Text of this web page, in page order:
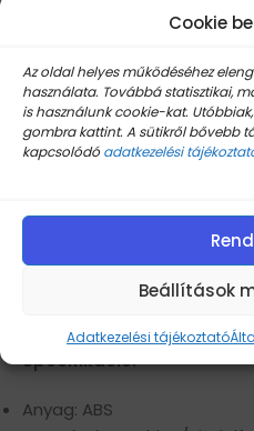
Cookie
Az oldal helyes működéséhez
használata. Továbbá statisztikai,
is használunk cookie-kat.
gombra kattint. A sütikről bővebb
kapcsolódó adatkezelési
Beállítások
Adatkezelési tájékoztató
távirányítókhoz,
elhelyezett tárgyakat;
alkalmazásban, hogy a
bármit gyorsan
Az alkalmazás valós idejű
alkalmazásban és
hozzávetőleges helyét.
Támogatja az iOS és
Alacsony
Specifikáció:
Anyag: ABS